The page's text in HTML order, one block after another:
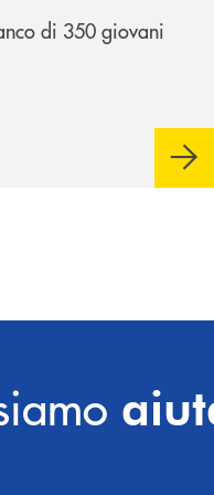
di 350 giovani